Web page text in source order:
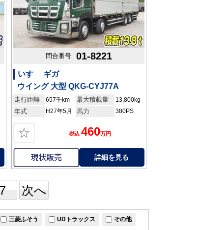
問合番号 01-8221
いすゞ ギガ
ウイング 大型 QKG-CYJ77A
走行距離 657千km 最大積載量 13,800kg
年式 H27年5月 馬力 380PS
☆ 税込 460万円
詳細を見る
7 次へ
三菱ふそう UDトラックス その他